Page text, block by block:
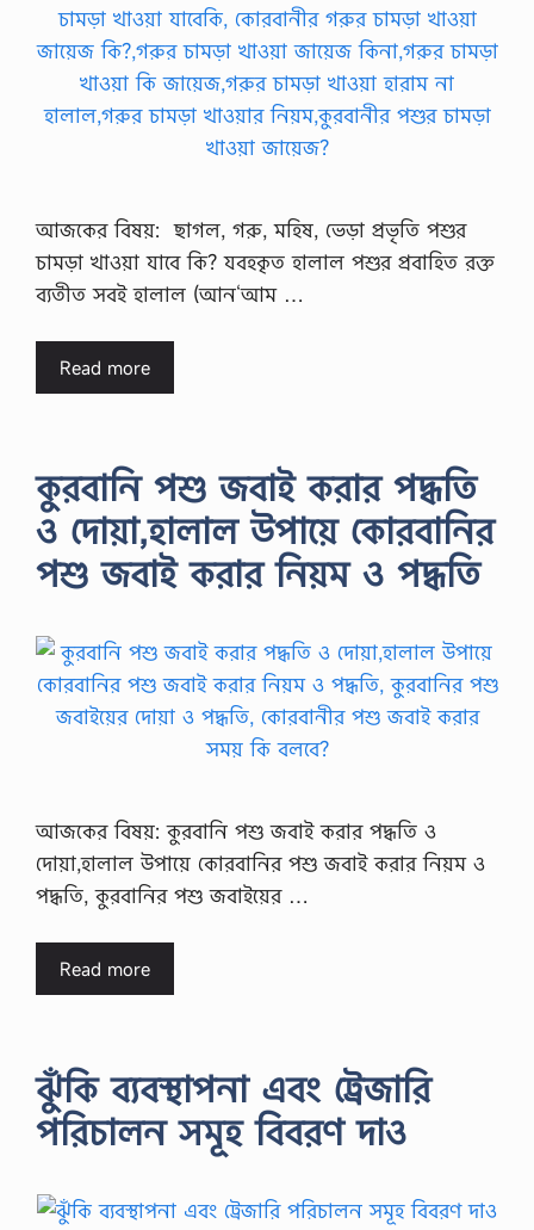
আজকের বিষয়: ছাগল, গরু, মহিষ, ভেড়া প্রভৃতি পশুর
চামড়া খাওয়া যাবে কি? যবহকৃত হালাল পশুর প্রবাহিত রক্ত
ব্যতীত সবই হালাল (আন‘আম …
Read more
কুরবানি পশু জবাই করার পদ্ধতি
ও দোয়া,হালাল উপায়ে কোরবানির
পশু জবাই করার নিয়ম ও পদ্ধতি
আজকের বিষয়: কুরবানি পশু জবাই করার পদ্ধতি ও
দোয়া,হালাল উপায়ে কোরবানির পশু জবাই করার নিয়ম ও
পদ্ধতি, কুরবানির পশু জবাইয়ের …
Read more
ঝুঁকি ব্যবস্থাপনা এবং ট্রেজারি
পরিচালন সমূহ বিবরণ দাও